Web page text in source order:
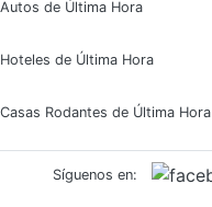
Autos de Última Hora
Hoteles de Última Hora
Casas Rodantes de Última Hora
Síguenos en: